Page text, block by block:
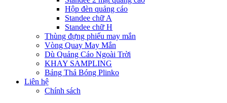
Hộp đèn quảng cáo
Standee chữ A
Standee chữ H
Thùng đựng phiếu may mắn
Vòng Quay May Mắn
Dù Quảng Cáo Ngoài Trời
KHAY SAMPLING
Bảng Thả Bóng Plinko
Liên hệ
Chính sách